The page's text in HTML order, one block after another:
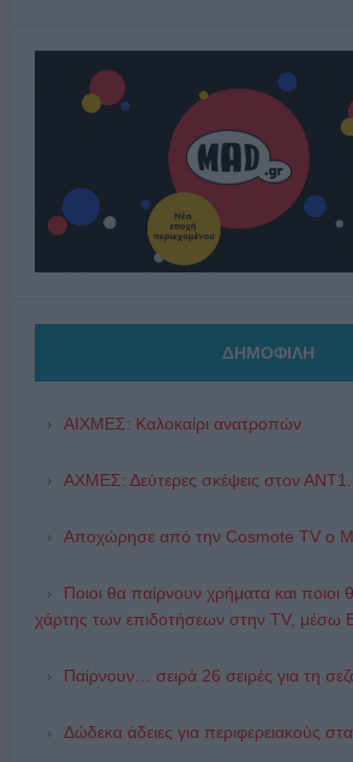
ΔΗΜΟΦΙΛΗ
ΑΙΧΜΕΣ: Καλοκαίρι ανατροπών
ΑΧΜΕΣ: Δεύτερες σκέψεις στον
Αποχώρησε από την Cosmote TV o
Ποιοι θα παίρνουν χρήματα και ποιοι
χάρτης των επιδοτήσεων στην TV,
Παίρνουν… σειρά 26 σειρές για τη
Δώδεκα άδειες για περιφερειακούς